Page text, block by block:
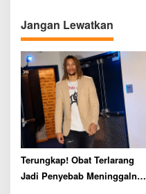
a
v
i
g
a
t
i
o
n
Jangan Lewatkan
Terungkap! Obat Terlarang
Jadi Penyebab Meninggalnya